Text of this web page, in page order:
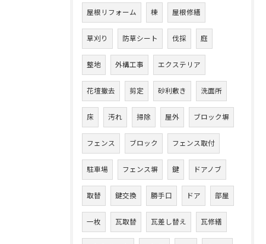
屋根リフォーム 棟 屋根修繕
草刈り 防草シート 伐採 庭
整地 外構工事 エクステリア
花壇撤去 剪定 砂利敷き 洗面所
床 汚れ 掃除 屋外 ブロック塀
フェンス ブロック フェンス取付
駐車場 フェンス塀 鍵 ドアノブ
取替 鍵交換 勝手口 ドア 部屋
一枚 瓦取替 瓦差し替え 瓦修繕